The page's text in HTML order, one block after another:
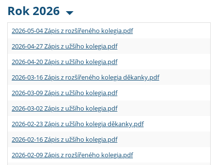
Rok 2026
2026-05-04 Zápis z rozšířeného kolegia.pdf
2026-04-27 Zápis z užšího kolegia.pdf
2026-04-20 Zápis z užšího kolegia.pdf
2026-03-16 Zápis z rozšířeného kolegia děkanky.pdf
2026-03-09 Zápis z užšího kolegia.pdf
2026-03-02 Zápis z užšího kolegia.pdf
2026-02-23 Zápis z užšího kolegia děkanky.pdf
2026-02-16 Zápis z užšího kolegia.pdf
2026-02-09 Zápis z rozšířeného kolegia.pdf